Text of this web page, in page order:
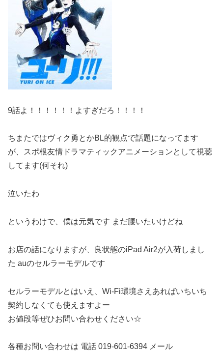
9話よ！！！！！！よすぎだろ！！！！
ちまたではヴィク勇とかBL的観点で話題になってます
が、スポ根友情ドラマティックアニメーションとして視聴
してます(何それ)
泣いたわ
というわけで、僕は元気です まだ腰いたいけどね
お店の話になりますが、良状態のiPad Air2が入荷しまし
た auのセルラーモデルです
セルラーモデルとはいえ、Wi-Fi環境さえあればいちいち
契約しなくても使えますよー
お値段等ぜひお問い合わせください☆
各種お問い合わせは 電話 019-601-6394 メール